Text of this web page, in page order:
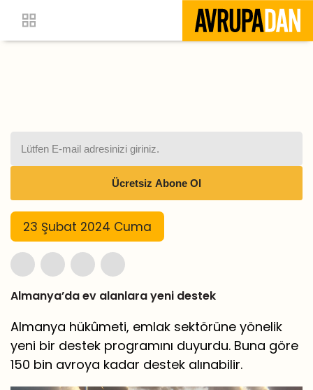
23 Şubat 2024 Cuma
Almanya’da ev alanlara yeni destek
Almanya hükûmeti, emlak sektörüne yönelik
yeni bir destek programını duyurdu. Buna göre
150 bin avroya kadar destek alınabilir.